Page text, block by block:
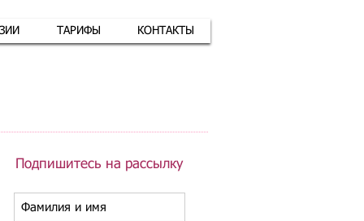
ТАРИФЫ КОНТАКТЫ
Подпишитесь на рассылку